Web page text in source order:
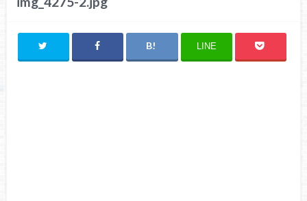
LINE